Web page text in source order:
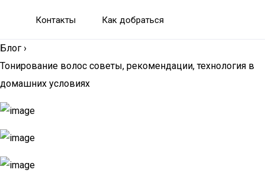
Контакты Как добраться
Блог ›
Тонирование волос советы, рекомендации, технология в
домашних условиях